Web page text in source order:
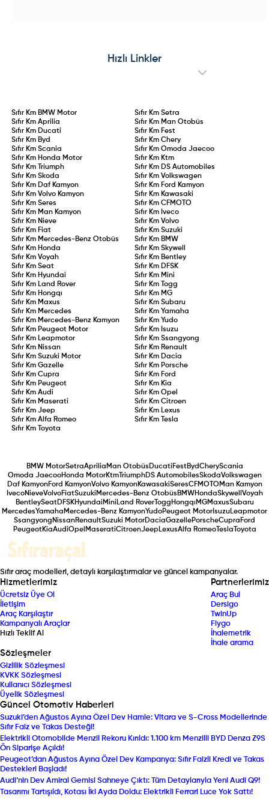
Amarok’un, madencilik, filolar ve
çevreci pikap tutkunları için küresel
pratikliği bir arada arayan
sürücülere hitap ediyor.
Hızlı Linkler
Sıfır Km BMW Motor Sıfır Km Setra
Sıfır KmAprilia Sıfır Km Man Otobüs
Sıfır Km Ducati Sıfır Km Fest
Sıfır Km Byd Sıfır Km Chery
Sıfır KmScania Sıfır Km Omoda Jaecoo
Sıfır Km Honda Motor Sıfır Km Ktm
Sıfır Km
Triumph Sıfır Km DS Automobiles
Sıfır KmSkoda Sıfır Km Volkswagen
Sıfır Km Daf Kamyon Sıfır Km Ford Kamyon
Sıfır KmVolvo Kamyon Sıfır Km Kawasaki
Sıfır KmSeres Sıfır Km CFMOTO
Sıfır Km Man Kamyon Sıfır Km Iveco
Sıfır Km Nieve Sıfır Km Volvo
Sıfır Km Fiat Sıfır Km Suzuki
Sıfır Km Mercedes-Benz Otobüs Sıfır Km BMW
Sıfır Km Honda Sıfır Km Skywell
Sıfır KmVoyah Sıfır Km Bentley
Sıfır KmSeat Sıfır Km DFSK
Sıfır Km Hyundai Sıfır Km Mini
Sıfır Km Land Rover Sıfır Km
Togg
Sıfır Km Hongqı Sıfır Km MG
Sıfır Km Maxus Sıfır Km Subaru
Sıfır Km Mercedes Sıfır Km Yamaha
Sıfır Km Mercedes-Benz Kamyon Sıfır Km Yudo
Sıfır Km Peugeot Motor Sıfır Km Isuzu
Sıfır Km Leapmotor Sıfır Km Ssangyong
Sıfır Km Nissan Sıfır Km Renault
Sıfır KmSuzuki Motor Sıfır Km Dacia
Sıfır KmGazelle Sıfır Km Porsche
Sıfır KmCupra Sıfır Km Ford
Sıfır Km Peugeot Sıfır Km Kia
Sıfır KmAudi Sıfır Km Opel
Sıfır Km Maserati Sıfır Km Citroen
Sıfır KmJeep Sıfır Km Lexus
Sıfır KmAlfa Romeo Sıfır Km
Tesla
Sıfır Km
Toyota
BMW MotorSetraAprilia Man Otobüs Ducati FestBydCheryScania
Omoda JaecooHonda MotorKtmTriumphDS AutomobilesSkodaVolkswagen
Daf KamyonFord KamyonVolvo KamyonKawasakiSeresCFMOTOMan Kamyon
IvecoNieveVolvoFiatSuzuki Mercedes-Benz Otobüs BMWHondaSkywell Voyah
BentleySeatDFSKHyundai Mini Land RoverTogg Hongqı MGMaxusSubaru
MercedesYamaha Mercedes-Benz KamyonYudoPeugeot Motor IsuzuLeapmotor
Ssangyong NissanRenaultSuzuki MotorDaciaGazellePorscheCupra Ford
PeugeotKiaAudiOpel MaseratiCitroenJeep LexusAlfa RomeoTesla Toyota
Sıfır araç modelleri, detaylı karşılaştırmalar ve güncel kampanyalar.
Hizmetlerimiz
Ücretsiz Üye Ol
İletişim
Araç Karşılaştır
Kampanyalı Araçlar
Hızlı Teklif Al
Partnerlerimiz
Araç Bul
Dersigo
TwinUp
Fiygo
İhalemetrik
İhale arama
Sözleşmeler
Gizlilik Sözleşmesi
KVKK Sözleşmesi
Kullanıcı Sözleşmesi
Üyelik Sözleşmesi
Güncel Otomotiv Haberleri
Suzuki’den Ağustos Ayına Özel Dev Hamle: Vitara ve S-Cross Modellerinde
Sıfır Faiz ve Takas Desteği!
Elektrikli Otomobilde Menzil Rekoru Kırıldı: 1.100 km Menzilli BYD Denza Z9S
Ön Siparişe Açıldı!
Peugeot’dan Ağustos Ayına Özel Dev Kampanya: Sıfır Faizli Kredi ve Takas
Destekleri Başladı!
Audi’nin Dev Amiral Gemisi Sahneye Çıktı: Tüm Detaylarıyla Yeni Audi Q9!
Tasarımı Tartışıldı, Kotası İki Ayda Doldu: Elektrikli Ferrari Luce Yok Sattı!